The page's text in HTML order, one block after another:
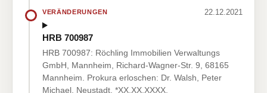
VERÄNDERUNGEN 22.12.2021
HRB 700987
HRB 700987: Röchling Immobilien Verwaltungs
GmbH, Mannheim, Richard-Wagner-Str. 9, 68165
Mannheim. Prokura erloschen: Dr. Walsh, Peter
Michael, Neustadt, *XX.XX.XXXX.